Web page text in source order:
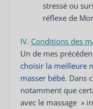
stressé ou
réflexe de
IV. Conditions des
Un de mes
choisir la meilleure
masser bébé. Dans
notamment que
avec le massage »